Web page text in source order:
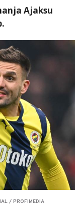
Ajaksu
/ PROFIMEDIA